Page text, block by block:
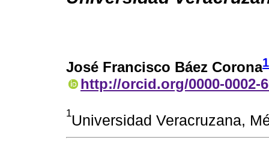
José Francisco Báez Corona1
http://orcid.org/0000-0002-
1Universidad Veracruzana,